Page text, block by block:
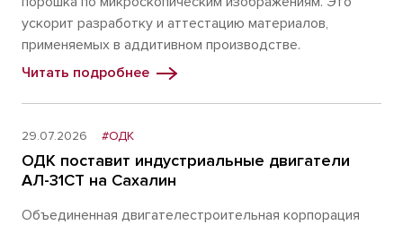
ускорит разработку и аттестацию материалов,
применяемых в аддитивном производстве.
Читать подробнее
29.07.2026 #ОДК
ОДК поставит индустриальные двигатели
АЛ-31СТ на Сахалин
Объединенная двигателестроительная корпорация